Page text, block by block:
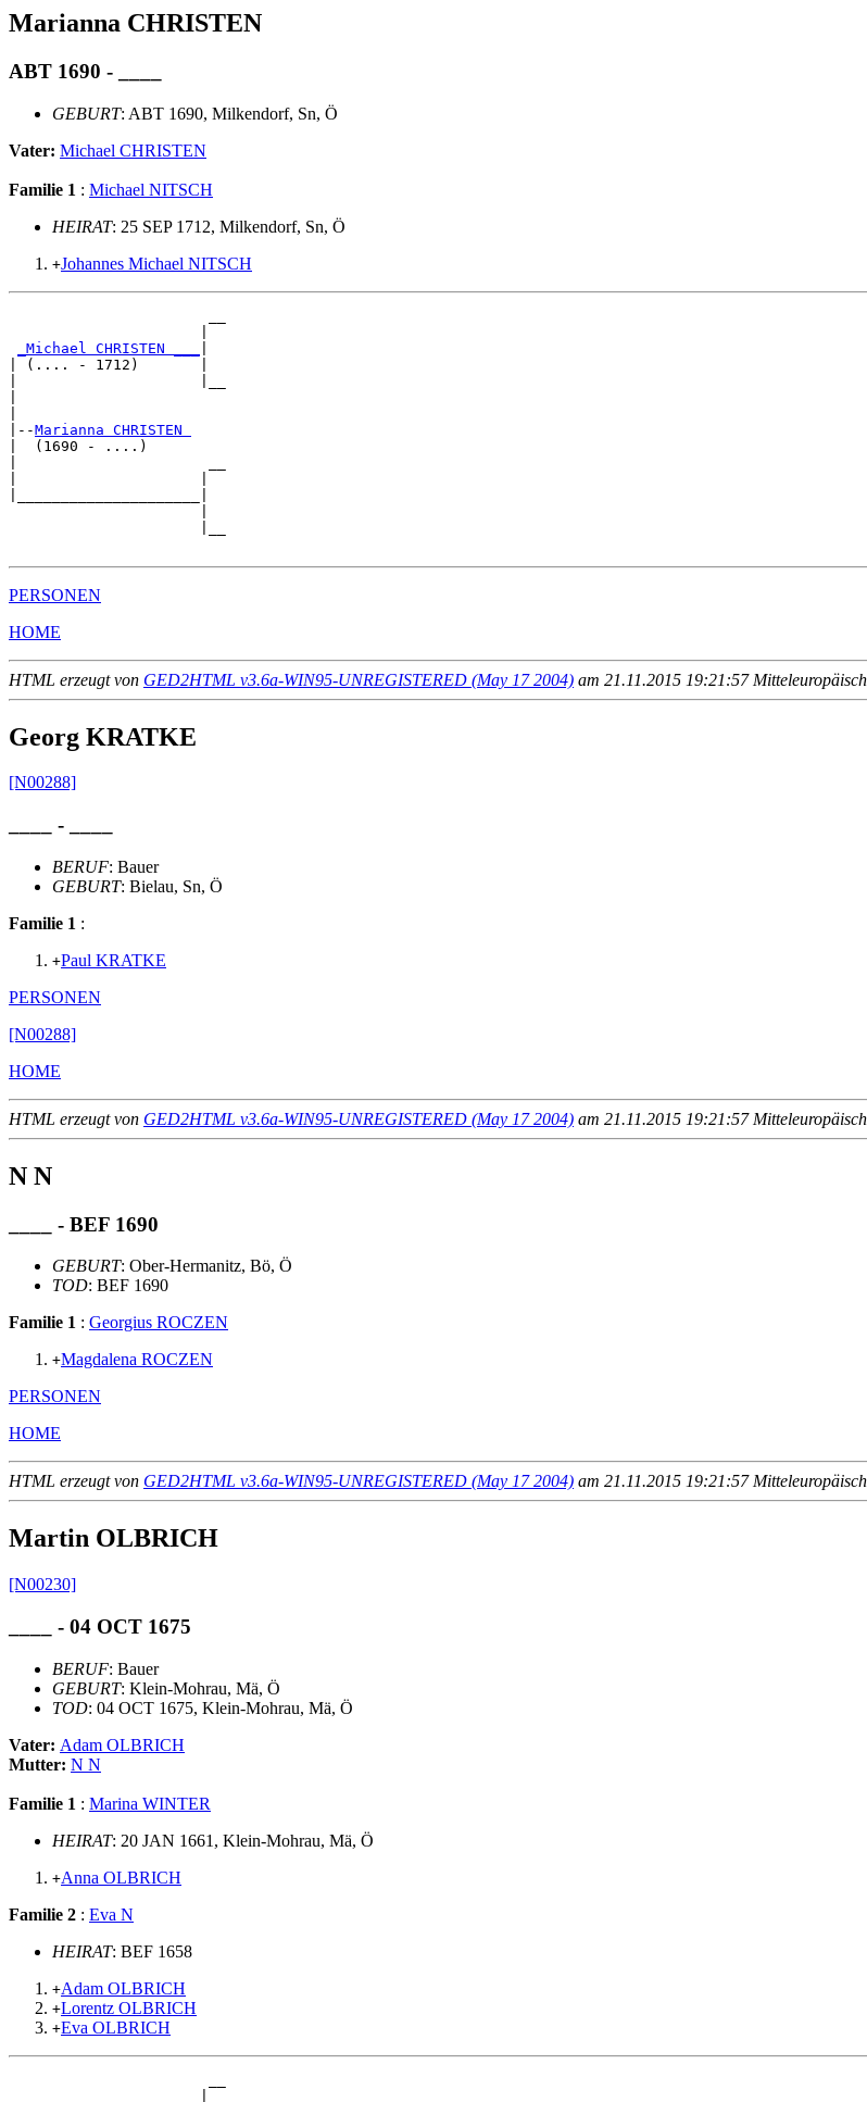
Marianna CHRISTEN
ABT 1690 - ____
GEBURT: ABT 1690, Milkendorf, Sn, Ö
Vater: Michael CHRISTEN
Familie 1 : Michael NITSCH
HEIRAT: 25 SEP 1712, Milkendorf, Sn, Ö
+Johannes Michael NITSCH
_Michael CHRISTEN ___
| (.... - 1712)       |
|--Marianna CHRISTEN
|  (1690 - ....)
PERSONEN
HOME
HTML erzeugt von GED2HTML v3.6a-WIN95-UNREGISTERED (May 17 2004) am 21.11.2015 19:21:57
Georg KRATKE
[N00288]
____ - ____
BERUF: Bauer
GEBURT: Bielau, Sn, Ö
Familie 1 :
+Paul KRATKE
PERSONEN
[N00288]
HOME
HTML erzeugt von GED2HTML v3.6a-WIN95-UNREGISTERED (May 17 2004) am 21.11.2015 19:21:57
N N
____ - BEF 1690
GEBURT: Ober-Hermanitz, Bö, Ö
TOD: BEF 1690
Familie 1 : Georgius ROCZEN
+Magdalena ROCZEN
PERSONEN
HOME
HTML erzeugt von GED2HTML v3.6a-WIN95-UNREGISTERED (May 17 2004) am 21.11.2015 19:21:57
Martin OLBRICH
[N00230]
____ - 04 OCT 1675
BERUF: Bauer
GEBURT: Klein-Mohrau, Mä, Ö
TOD: 04 OCT 1675, Klein-Mohrau, Mä, Ö
Vater: Adam OLBRICH
Mutter: N N
Familie 1 : Marina WINTER
HEIRAT: 20 JAN 1661, Klein-Mohrau, Mä, Ö
+Anna OLBRICH
Familie 2 : Eva N
HEIRAT: BEF 1658
+Adam OLBRICH
+Lorentz OLBRICH
+Eva OLBRICH